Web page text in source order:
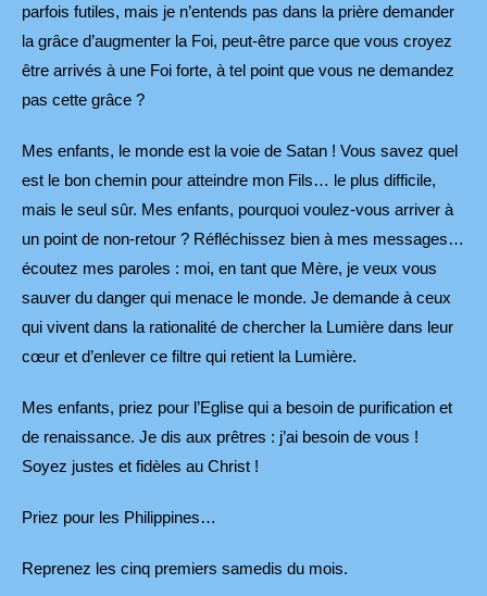
parfois futiles, mais je n’entends pas dans la prière demander
la grâce d’augmenter la Foi, peut-être parce que vous croyez
être arrivés à une Foi forte, à tel point que vous ne demandez
pas cette grâce ?
Mes enfants, le monde est la voie de Satan ! Vous savez quel
est le bon chemin pour atteindre mon Fils… le plus difficile,
mais le seul sûr. Mes enfants, pourquoi voulez-vous arriver à
un point de non-retour ? Réfléchissez bien à mes messages…
écoutez mes paroles : moi, en tant que Mère, je veux vous
sauver du danger qui menace le monde. Je demande à ceux
qui vivent dans la rationalité de chercher la Lumière dans leur
cœur et d’enlever ce filtre qui retient la Lumière.
Mes enfants, priez pour l’Eglise qui a besoin de purification et
de renaissance. Je dis aux prêtres : j’ai besoin de vous !
Soyez justes et fidèles au Christ !
Priez pour les Philippines…
Reprenez les cinq premiers samedis du mois.